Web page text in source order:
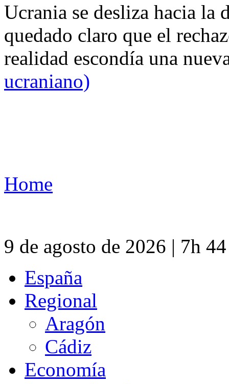
Ucrania se desliza hacia
quedado claro que el
realidad escondía una
ucraniano)
Home
9 de agosto de 2026 | 7h
España
Regional
Aragón
Cádiz
Economía